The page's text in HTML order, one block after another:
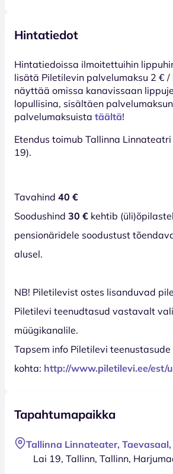
Hintatiedot
Hinta­tiedoissa ilmoitettuihin
lisätä Piletilevin palvelumaksu 2 € /
näyttää omissa kanavissaan
lopullisina, sisältäen
palvelumaksuista täältä!
Etendus toimub Tallinna
19).
Tavahind 40 €
Soodushind 30 € kehtib
pensionäridele soodustust
alusel.
NB! Piletilevist ostes lisanduvad
Piletilevi teenudtasud vastavalt
müügikanalile.
Tapsem info Piletilevi teenustasude
kohta: http://www.piletilevi.ee/est/
Tapahtumapaikka
Tallinna Linnateater, Taevasaal,
Lai 19, Tallinn, Tallinn,